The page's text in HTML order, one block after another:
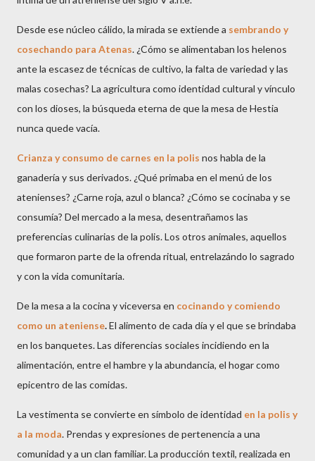
Desde ese núcleo cálido, la mirada se extiende a sembrando y
cosechando para Atenas. ¿Cómo se alimentaban los helenos
ante la escasez de técnicas de cultivo, la falta de variedad y las
malas cosechas? La agricultura como identidad cultural y vínculo
con los dioses, la búsqueda eterna de que la mesa de Hestia
nunca quede vacía.
Crianza y consumo de carnes en la polis nos habla de la
ganadería y sus derivados. ¿Qué primaba en el menú de los
atenienses? ¿Carne roja, azul o blanca? ¿Cómo se cocinaba y se
consumía? Del mercado a la mesa, desentrañamos las
preferencias culinarias de la polis. Los otros animales, aquellos
que formaron parte de la ofrenda ritual, entrelazándo lo sagrado
y con la vida comunitaria.
De la mesa a la cocina y viceversa en cocinando y comiendo
como un ateniense.El alimento de cada día y el que se brindaba
en los banquetes. Las diferencias sociales incidiendo en la
alimentación, entre el hambre y la abundancia, el hogar como
epicentro de las comidas.
La vestimenta se convierte en símbolo de identidad en la polis y
a la moda. Prendas y expresiones de pertenencia a una
comunidad y a un clan familiar. La producción textil, realizada en